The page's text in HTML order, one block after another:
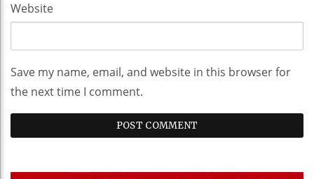
Website
Save my name, email, and website in this browser for
the next time I comment.